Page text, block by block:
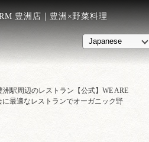
豊洲店｜豊洲×野菜料理
洲駅周辺のレストラン【公式】WE ARE
に最適なレストランでオーガニック野